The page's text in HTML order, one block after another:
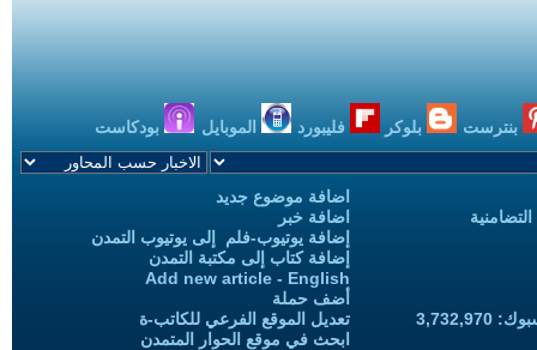
بنترست بلوكر فليبورد الموبايل بودكاست
اضافة موضوع جديد
اضافة خبر
إضافة يوتيوب-فلم إلى يوتيوب التمدن
إضافة كتاب إلى مكتبة التمدن
Add new article - English
أضف حملة
تعديل الموقع الفرعي للكاتب-ة
ابحث في موقع الحوار المتمدن